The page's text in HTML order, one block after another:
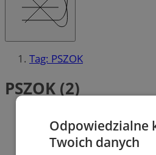
Tag: PSZOK
PSZOK (2)
Odpowiedzialne
Twoich danych